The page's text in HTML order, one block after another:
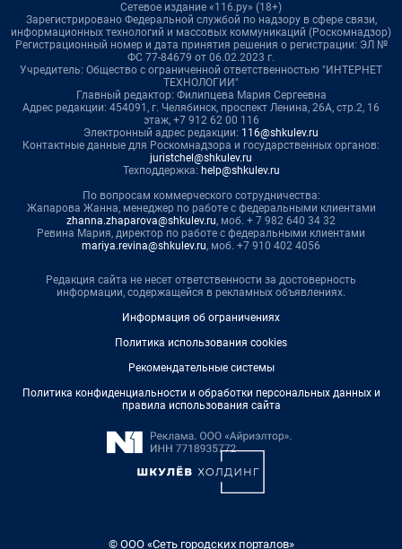
Сетевое издание «116.ру» (18+)
Зарегистрировано Федеральной службой по надзору в сфере связи,
информационных технологий и массовых коммуникаций (Роскомнадзор)
Регистрационный номер и дата принятия решения о регистрации: ЭЛ №
ФС 77-84679 от 06.02.2023 г.
Учредитель: Общество с ограниченной ответственностью "ИНТЕРНЕТ
ТЕХНОЛОГИИ"
Главный редактор: Филипцева Мария Сергеевна
Адрес редакции: 454091, г. Челябинск, проспект Ленина, 26А, стр.2, 16
этаж, +7 912 62 00 116
Электронный адрес редакции: 116@shkulev.ru
Контактные данные для Роскомнадзора и государственных органов:
juristchel@shkulev.ru
Техподдержка: help@shkulev.ru
По вопросам коммерческого сотрудничества:
Жапарова Жанна, менеджер по работе с федеральными клиентами
zhanna.zhaparova@shkulev.ru, моб. + 7 982 640 34 32
Ревина Мария, директор по работе с федеральными клиентами
mariya.revina@shkulev.ru, моб. +7 910 402 4056
Редакция сайта не несет ответственности за достоверность
информации, содержащейся в рекламных объявлениях.
Информация об ограничениях
Политика использования cookies
Рекомендательные системы
Политика конфиденциальности и обработки персональных данных и
правила использования сайта
© ООО «Сеть городских порталов»